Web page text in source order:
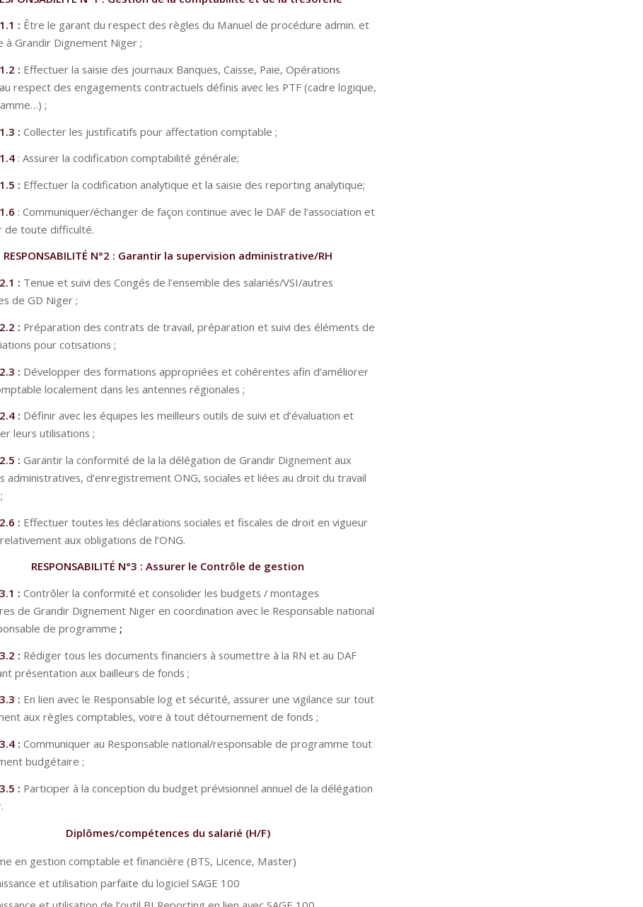
: Être le garant du respect des règles du Manuel de procédure admin. et
à Grandir Dignement Niger ;
: Effectuer la saisie des journaux Banques, Caisse, Paie, Opérations
respect des engagements contractuels définis avec les PTF (cadre logique,
;
: Collecter les justificatifs pour affectation comptable ;
: Assurer la codification comptabilité générale;
: Effectuer la codification analytique et la saisie des reporting analytique;
: Communiquer/échanger de façon continue avec le DAF de l’association et
de toute difficulté.
RESPONSABILITÉ N°2 : Garantir la supervision administrative/RH
: Tenue et suivi des Congés de l’ensemble des salariés/VSI/autres
de GD Niger ;
: Préparation des contrats de travail, préparation et suivi des éléments de
pour cotisations ;
: Développer des formations appropriées et cohérentes afin d’améliorer
localement dans les antennes régionales ;
: Définir avec les équipes les meilleurs outils de suivi et d’évaluation et
leurs utilisations ;
: Garantir la conformité de la la délégation de Grandir Dignement aux
administratives, d’enregistrement ONG, sociales et liées au droit du travail
: Effectuer toutes les déclarations sociales et fiscales de droit en vigueur
aux obligations de l’ONG.
RESPONSABILITÉ N°3 : Assurer le Contrôle de gestion
: Contrôler la conformité et consolider les budgets / montages
de Grandir Dignement Niger en coordination avec le Responsable national
de programme ;
: Rédiger tous les documents financiers à soumettre à la RN et au DAF
présentation aux bailleurs de fonds ;
: En lien avec le Responsable log et sécurité, assurer une vigilance sur tout
aux règles comptables, voire à tout détournement de fonds ;
: Communiquer au Responsable national/responsable de programme tout
budgétaire ;
: Participer à la conception du budget prévisionnel annuel de la délégation
Diplômes/compétences du salarié (H/F)
en gestion comptable et financière (BTS, Licence, Master)
et utilisation parfaite du logiciel SAGE 100